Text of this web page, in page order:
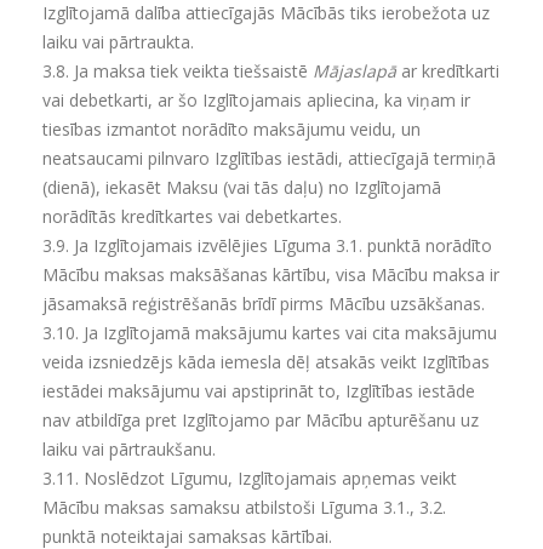
Izglītojamā dalība attiecīgajās Mācībās tiks ierobežota uz
laiku vai pārtraukta.
3.8. Ja maksa tiek veikta tiešsaistē Mājaslapā ar kredītkarti
vai debetkarti, ar šo Izglītojamais apliecina, ka viņam ir
tiesības izmantot norādīto maksājumu veidu, un
neatsaucami pilnvaro Izglītības iestādi, attiecīgajā termiņā
(dienā), iekasēt Maksu (vai tās daļu) no Izglītojamā
norādītās kredītkartes vai debetkartes.
3.9. Ja Izglītojamais izvēlējies Līguma 3.1. punktā norādīto
Mācību maksas maksāšanas kārtību, visa Mācību maksa ir
jāsamaksā reģistrēšanās brīdī pirms Mācību uzsākšanas.
3.10. Ja Izglītojamā maksājumu kartes vai cita maksājumu
veida izsniedzējs kāda iemesla dēļ atsakās veikt Izglītības
iestādei maksājumu vai apstiprināt to, Izglītības iestāde
nav atbildīga pret Izglītojamo par Mācību apturēšanu uz
laiku vai pārtraukšanu.
3.11. Noslēdzot Līgumu, Izglītojamais apņemas veikt
Mācību maksas samaksu atbilstoši Līguma 3.1., 3.2.
punktā noteiktajai samaksas kārtībai.